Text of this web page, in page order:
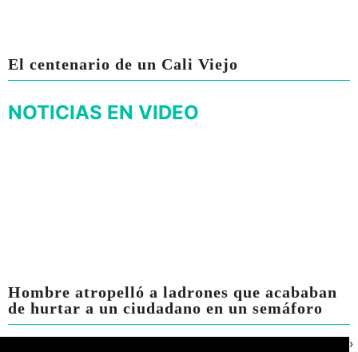
El centenario de un Cali Viejo
NOTICIAS EN VIDEO
Hombre atropelló a ladrones que acababan
de hurtar a un ciudadano en un semáforo
›